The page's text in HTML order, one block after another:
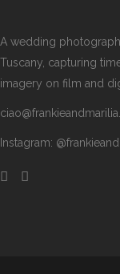
A wedding
Tuscany, capturing
imagery on film and
Instagram: